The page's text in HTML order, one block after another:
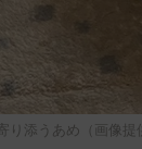
り添うあめ（画像提